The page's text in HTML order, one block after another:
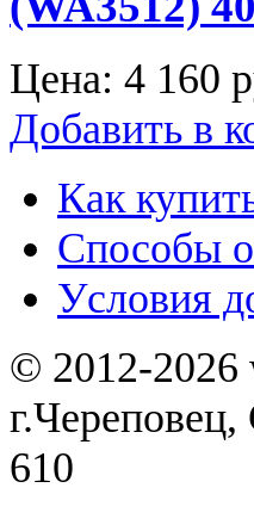
Цена: 4 160
Добавить в
Как
Способы
Уcловия
© 2012-2026
610